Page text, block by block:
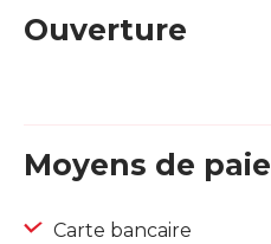
Ouverture
Moyens de
Carte bancaire